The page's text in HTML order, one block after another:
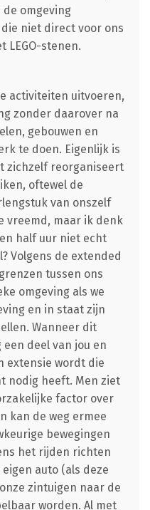
omgeving
niet direct voor ons
LEGO-stenen.
activiteiten uitvoeren,
zonder daarover na
gebouwen en
te doen. Eigenlijk is
zichzelf reorganiseert
oftewel de
van onszelf
vreemd, maar ik denk
half uur niet echt
Volgens de extended
tussen ons
omgeving als we
en in staat zijn
Wanneer dit
deel van jou en
extensie wordt die
nodig heeft. Men ziet
factor over
kan de weg ermee
bewegingen
het rijden richten
auto (als deze
zintuigen naar de
worden. Al met